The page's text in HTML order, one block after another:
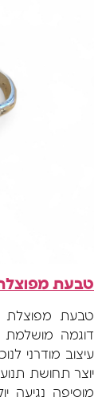
טבעת מפוצלת
טבעת מפוצלת
דוגמה
עיצוב מודרני
יוצר תחושת
מוסיפה נגיעה